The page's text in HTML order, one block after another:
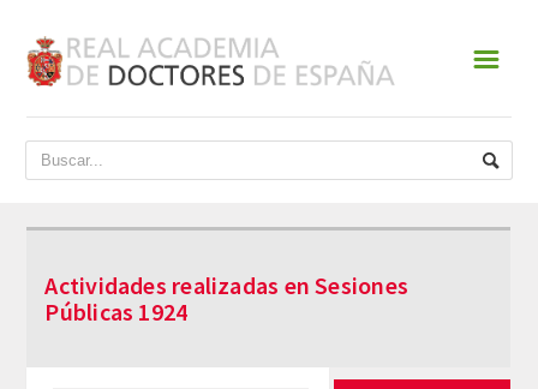
ACADEMIA
DATOS HISTÓRICOS
HISTORIA
☰
Actividades realizadas en Sesiones
Públicas 1924